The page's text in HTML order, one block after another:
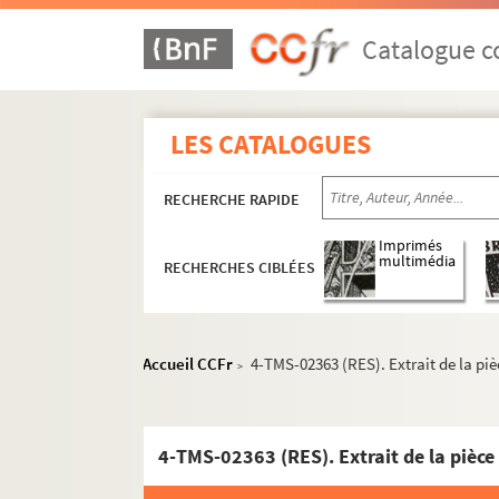
Catalogue
LES CATALOGUES
RECHERCHE RAPIDE
RECHERCHES CIBLÉES
Imprimés
multimédia
Accueil CCFr > 4-TMS-02363 (RES). Extrait de la
4-TMS-02363 (RES). Extrait de la
Lambert-Thiboust. Le passé de Nichette :
Francis de Croisset, Mme Fred Gressac. La
Edmond Haraucourt. La Passion : mystère
Peter Nichols. Passion play : pièce en 2
Maurice Hennequin, Albert Willemetz.
Maurice Hennequin, Félix Duquesnel.
Marcel Achard. Patate : pièce en 3 actes.
Jacques Roullet. Patate : pièce en 3 actes et
Emile Augier. Paul Forestier : comédie en 4
Gabriel Arout. Pauline ou l'écume de la mer :